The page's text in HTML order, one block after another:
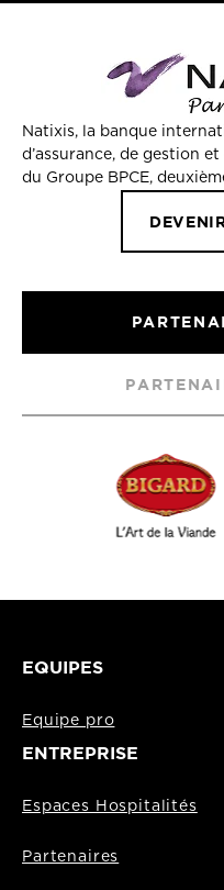
Natixis, la banque
d’assurance, de gestion
du Groupe BPCE,
EQUIPES
Equipe pro
ENTREPRISE
Espaces Hospitalités
Partenaires